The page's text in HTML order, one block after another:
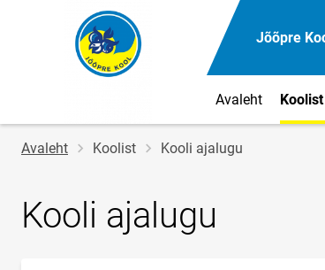
Jõõpre
Avaleht Koolist
Jälglink
Avaleht Koolist Kooli ajalugu
Kooli ajalugu